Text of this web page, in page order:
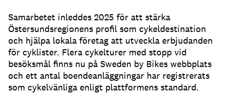
Samarbetet inleddes 2025 för att stärka
Östersundsregionens profil som cykeldestination
och hjälpa lokala företag att utveckla erbjudanden
för cyklister. Flera cykelturer med stopp vid
besöksmål finns nu på Sweden by Bikes webbplats
och ett antal boendeanläggningar har registrerats
som cykelvänliga enligt plattformens standard.